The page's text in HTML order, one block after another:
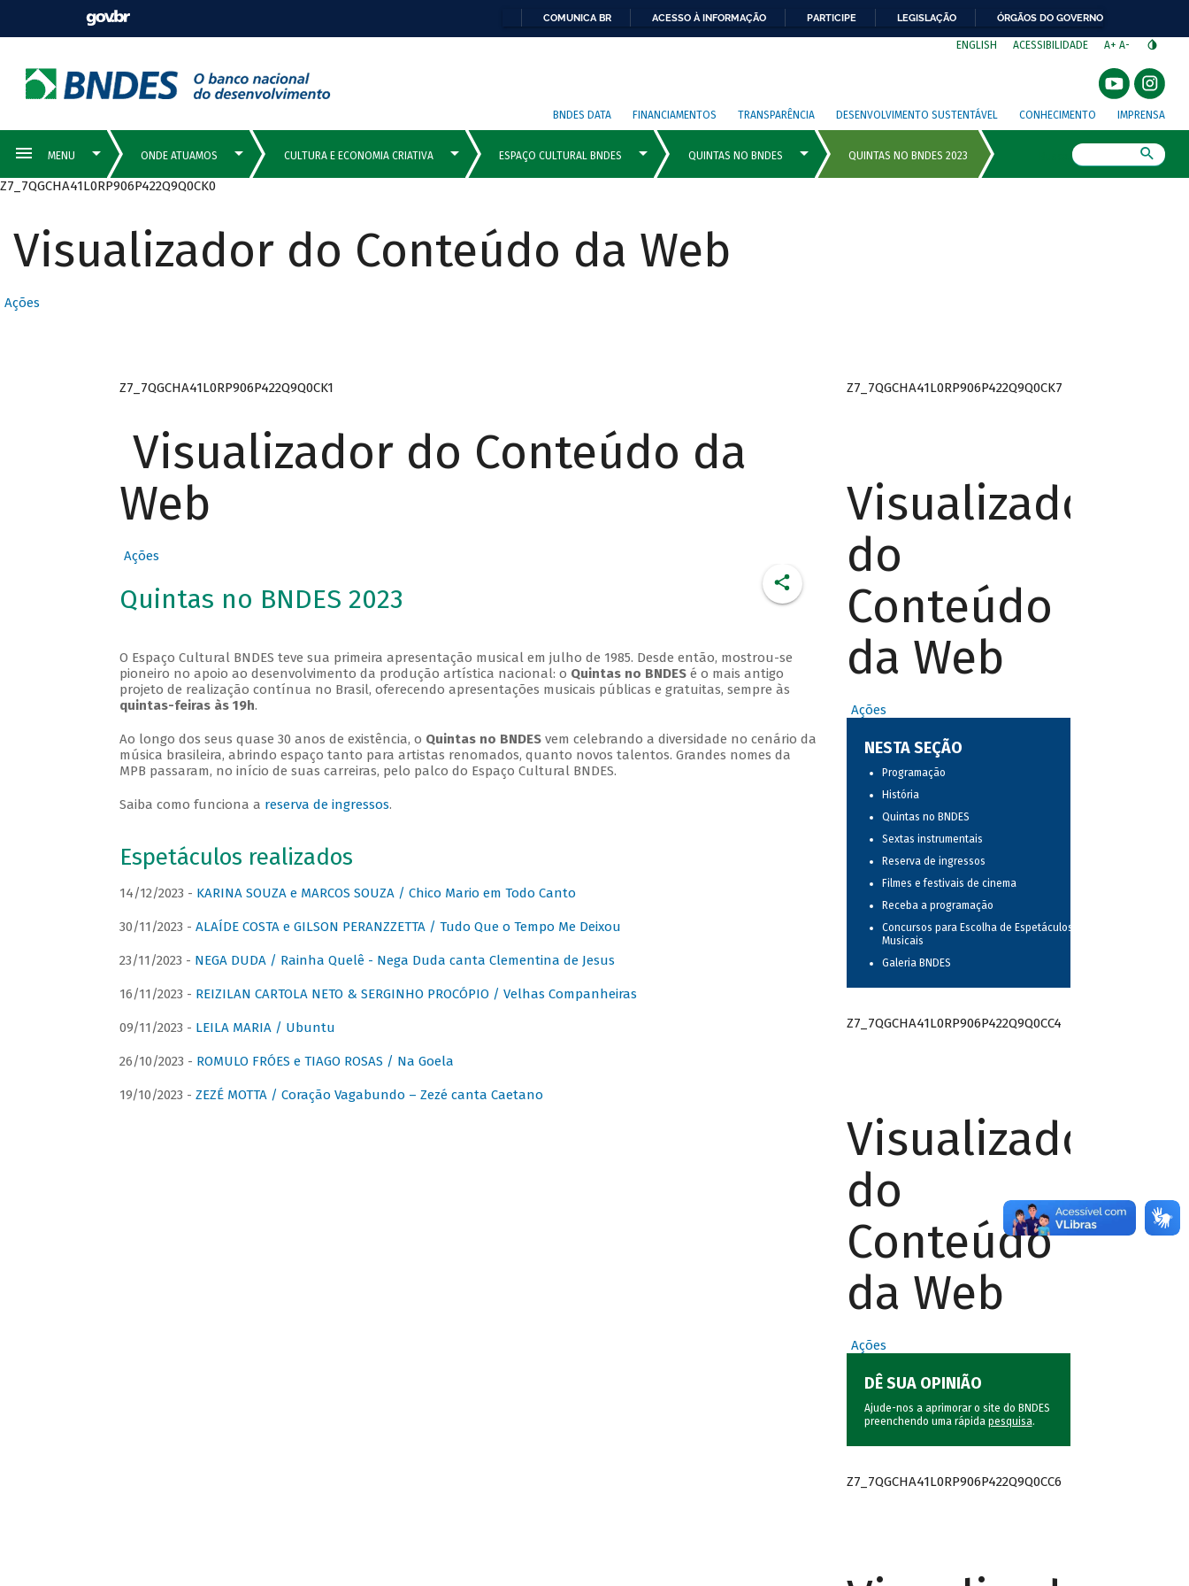
COMUNICA BR ACESSO À INFORMAÇÃO PARTICIPE LEGISLAÇÃO ÓRGÃOS DO GOVERNO
ENGLISH ACESSIBILIDADE A+ A-
BNDES DATA FINANCIAMENTOS TRANSPARÊNCIA DESENVOLVIMENTO SUSTENTÁVEL CONHECIMENTO IMPRENSA
Z7_7QGCHA41L0RP906P422Q9Q0CK0
Visualizador do Conteúdo da Web
Ações
Z7_7QGCHA41L0RP906P422Q9Q0CK1
Visualizador do Conteúdo da
Web
Ações
Quintas no BNDES 2023
O Espaço Cultural BNDES teve sua primeira apresentação musical em julho de 1985. Desde então, mostrou-se
pioneiro no apoio ao desenvolvimento da produção artística nacional: o Quintas no BNDESé o mais antigo
projeto de realização contínua no Brasil, oferecendo apresentações musicais públicas e gratuitas, sempre às
quintas-feiras às 19h.
Ao longo dos seus quase 30 anos de existência, o Quintas no BNDESvem celebrando a diversidade no cenário da
música brasileira, abrindo espaço tanto para artistas renomados, quanto novos talentos. Grandes nomes da
MPB passaram, no início de suas carreiras, pelo palco do Espaço Cultural BNDES.
Saiba como funciona a reserva de ingressos.
Espetáculos realizados
14/12/2023 - KARINA SOUZA e MARCOS SOUZA / Chico Mario em Todo Canto
30/11/2023 - ALAÍDE COSTA e GILSON PERANZZETTA / Tudo Que o Tempo Me Deixou
23/11/2023 - NEGA DUDA / Rainha Quelê - Nega Duda canta Clementina de Jesus
16/11/2023 - REIZILAN CARTOLA NETO & SERGINHO PROCÓPIO / Velhas Companheiras
09/11/2023 - LEILA MARIA / Ubuntu
26/10/2023 - ROMULO FRÓES e TIAGO ROSAS / Na Goela
19/10/2023 - ZEZÉ MOTTA / Coração Vagabundo – Zezé canta Caetano
Z7_7QGCHA41L0RP906P422Q9Q0CK7
Visualizador
do
Conteúdo
da Web
Ações
NESTA SEÇÃO
Programação
História
Quintas no BNDES
Sextas instrumentais
Reserva de ingressos
Filmes e festivais de cinema
Receba a programação
Concursos para Escolha de Espetáculos
Musicais
Galeria BNDES
Z7_7QGCHA41L0RP906P422Q9Q0CC4
Visualizador
do
Conteúdo
da Web
Ações
DÊ SUA OPINIÃO
Ajude-nos a aprimorar o site do BNDES
preenchendo uma rápida pesquisa.
Z7_7QGCHA41L0RP906P422Q9Q0CC6